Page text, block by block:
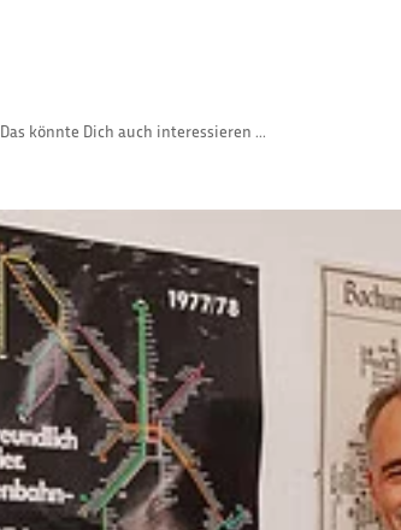
Das könnte Dich auch interessieren ...